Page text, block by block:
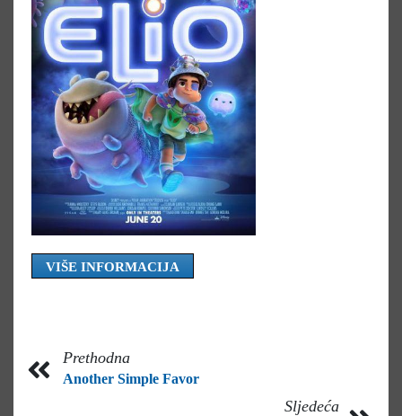
VIŠE INFORMACIJA
Prethodna
Another Simple Favor
Sljedeća